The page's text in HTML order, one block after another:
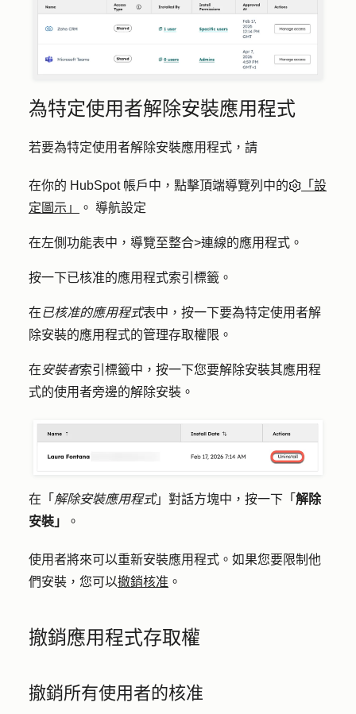
為特定使用者解除安裝應用程式
若要為特定使用者解除安裝應用程式，請
在你的 HubSpot 帳戶中，點擊頂端導覽列中的
「設
定圖示」
。 導航設定
在左側功能表中，導覽至整合>連線的應用程式 。
按一下已核准的應用程式索引標籤。
在已核准的應用程式表中，按一下要為特定使用者解
除安裝的應用程式的管理存取權限 。
在安裝者索引標籤中，按一下您要解除安裝其應用程
式的使用者旁邊的解除安裝 。
在「 解除安裝應用程式」對話方塊中，按一下「 解除
安裝」
。
使用者將來可以重新安裝應用程式。如果您要限制他
們安裝，您可以撤銷核准 。
撤銷應用程式存取權
撤銷所有使用者的核准